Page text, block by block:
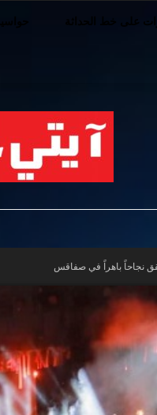
على خط الحداثة